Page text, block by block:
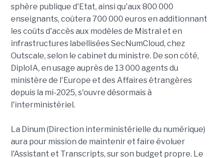
sphère publique d'Etat, ainsi qu'aux 800 000
enseignants, coûtera 700 000 euros en additionnant
les coûts d'accès aux modèles de Mistral et en
infrastructures labellisées SecNumCloud, chez
Outscale, selon le cabinet du ministre. De son côté,
DiploIA, en usage auprès de 13 000 agents du
ministère de l'Europe et des Affaires étrangères
depuis la mi-2025, s'ouvre désormais à
l'interministériel.
La Dinum (Direction interministérielle du numérique)
aura pour mission de maintenir et faire évoluer
l'Assistant et Transcripts, sur son budget propre. Le